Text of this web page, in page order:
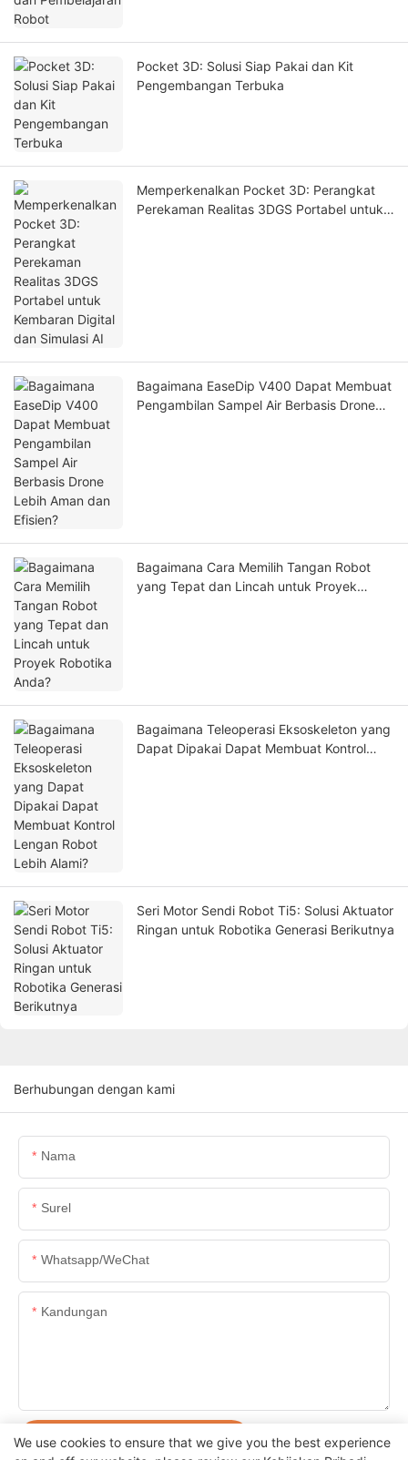
Pocket 3D: Solusi Siap Pakai dan Kit
Pengembangan Terbuka
Memperkenalkan Pocket 3D: Perangkat
Perekaman Realitas 3DGS Portabel untuk
Bagaimana EaseDip V400 Dapat Membuat
Pengambilan Sampel Air Berbasis Drone
Bagaimana Cara Memilih Tangan Robot
yang Tepat dan Lincah untuk Proyek
Bagaimana Teleoperasi Eksoskeleton yang
Dapat Dipakai Dapat Membuat Kontrol
Seri Motor Sendi Robot Ti5: Solusi Aktuator
Ringan untuk Robotika Generasi Berikutnya
Berhubungan dengan kami
Nama
Surel
Whatsapp/WeChat
Kandungan
KIRIM PERTANYAAN SEKARANG
We use cookies to ensure that we give you the best experience